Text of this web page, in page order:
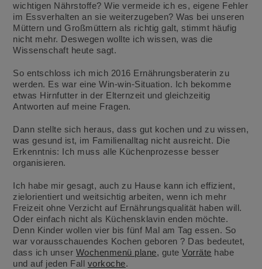
wichtigen Nährstoffe? Wie vermeide ich es, eigene Fehler
im Essverhalten an sie weiterzugeben? Was bei unseren
Müttern und Großmüttern als richtig galt, stimmt häufig
nicht mehr. Deswegen wollte ich wissen, was die
Wissenschaft heute sagt.
So entschloss ich mich 2016 Ernährungsberaterin zu
werden. Es war eine Win-win-Situation. Ich bekomme
etwas Hirnfutter in der Elternzeit und gleichzeitig
Antworten auf meine Fragen.
Dann stellte sich heraus, dass gut kochen und zu wissen,
was gesund ist, im Familienalltag nicht ausreicht. Die
Erkenntnis: Ich muss alle Küchenprozesse besser
organisieren.
Ich habe mir gesagt, auch zu Hause kann ich effizient,
zielorientiert und weitsichtig arbeiten, wenn ich mehr
Freizeit ohne Verzicht auf Ernährungsqualität haben will.
Oder einfach nicht als Küchensklavin enden möchte.
Denn Kinder wollen vier bis fünf Mal am Tag essen. So
war vorausschauendes Kochen geboren ? Das bedeutet,
dass ich unser Wochenmenü plane, guteVorräte habe
und auf jeden Fall vorkoche.